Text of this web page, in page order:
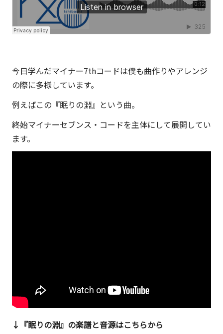
今日学んだマイナー7thコードは僕も曲作りやアレンジ
の際に多様しています。
例えばこの『眠りの淵』という曲。
終始マイナーセブンス・コードを主体にして展開してい
ます。
↓『眠りの淵』の楽譜と音源はこちらから